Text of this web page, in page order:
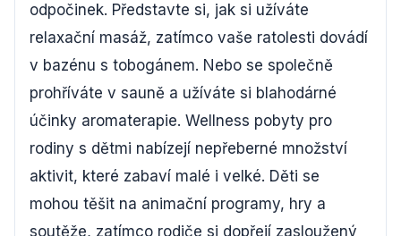
odpočinek. Představte si, jak si užíváte
relaxační masáž, zatímco vaše ratolesti dovádí
v bazénu s tobogánem. Nebo se společně
prohříváte v sauně a užíváte si blahodárné
účinky aromaterapie. Wellness pobyty pro
rodiny s dětmi nabízejí nepřeberné množství
aktivit, které zabaví malé i velké. Děti se
mohou těšit na animační programy, hry a
soutěže, zatímco rodiče si dopřejí zasloužený